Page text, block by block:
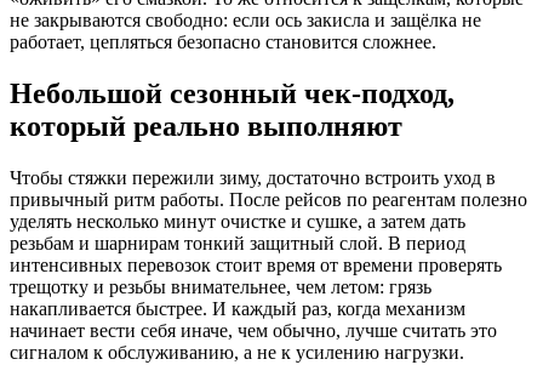
не закрываются свободно: если ось закисла и защёлка не
работает, цепляться безопасно становится сложнее.
Небольшой сезонный чек-подход,
который реально выполняют
Чтобы стяжки пережили зиму, достаточно встроить уход в
привычный ритм работы. После рейсов по реагентам полезно
уделять несколько минут очистке и сушке, а затем дать
резьбам и шарнирам тонкий защитный слой. В период
интенсивных перевозок стоит время от времени проверять
трещотку и резьбы внимательнее, чем летом: грязь
накапливается быстрее. И каждый раз, когда механизм
начинает вести себя иначе, чем обычно, лучше считать это
сигналом к обслуживанию, а не к усилению нагрузки.